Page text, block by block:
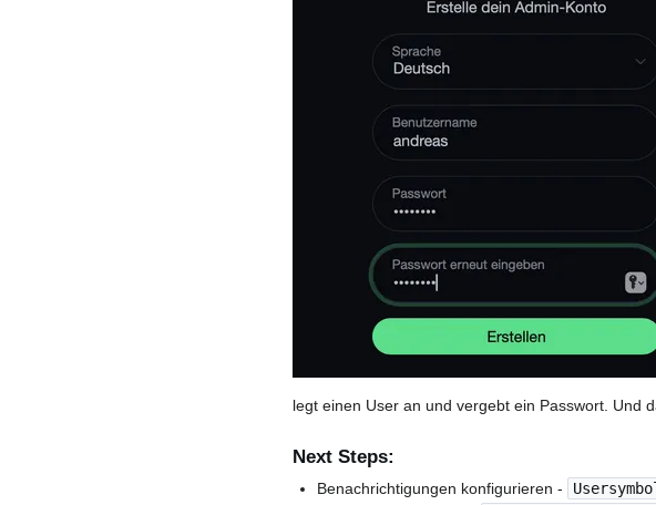
legt einen User an und vergebt ein Passwort. Und
Next Steps:
Benachrichtigungen konfigurieren -